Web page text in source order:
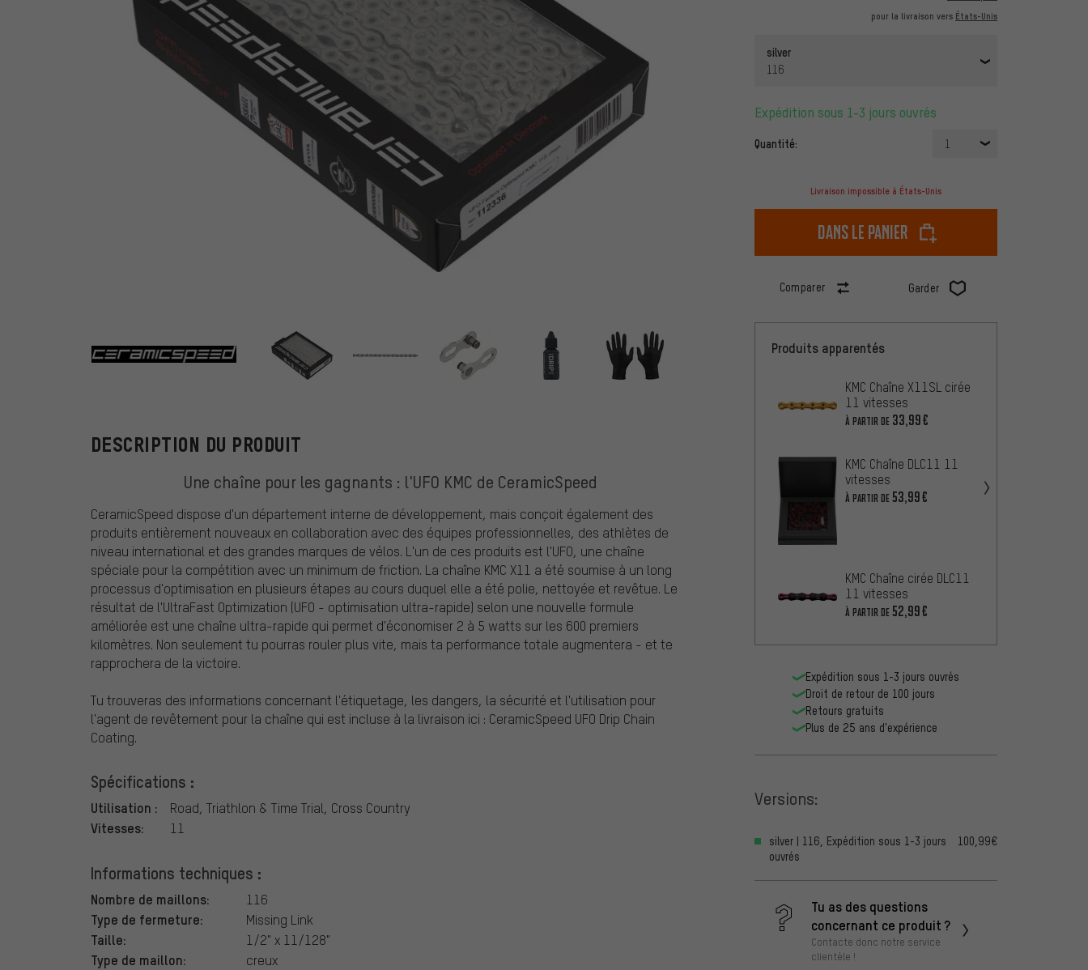
pour la livraison vers États-Unis
silver
116
Expédition sous 1-3 jours ouvrés
Quantité: 1
Livraison impossible à États-Unis
dans le panier
Comparer Garder
CeramicSpeed
DESCRIPTION DU PRODUIT
Une chaîne pour les gagnants : l'UFO KMC de CeramicSpeed
CeramicSpeed dispose d'un département interne de développement, mais conçoit également des
produits entièrement nouveaux en collaboration avec des équipes professionnelles, des athlètes de
niveau international et des grandes marques de vélos. L'un de ces produits est l'UFO, une chaîne
spéciale pour la compétition avec un minimum de friction. La chaîne KMC X11 a été soumise à un long
processus d'optimisation en plusieurs étapes au cours duquel elle a été polie, nettoyée et revêtue. Le
résultat de l'UltraFast Optimization (UFO - optimisation ultra-rapide) selon une nouvelle formule
améliorée est une chaîne ultra-rapide qui permet d'économiser 2 à 5 watts sur les 600 premiers
kilomètres. Non seulement tu pourras rouler plus vite, mais ta performance totale augmentera - et te
rapprochera de la victoire.
Tu trouveras des informations concernant l'étiquetage, les dangers, la sécurité et l'utilisation pour
l'agent de revêtement pour la chaîne qui est incluse à la livraison ici : CeramicSpeed UFO Drip Chain
Coating.
Spécifications :
Utilisation : Road, Triathlon & Time Trial, Cross Country
Vitesses: 11
Informations techniques :
Nombre de maillons: 116
Type de fermeture: Missing Link
Taille: 1/2" x 11/128"
Type de maillon: creux
Produits apparentés
KMC Chaîne X11SL cirée
11 vitesses
À PARTIR DE 33,99€
KMC Chaîne DLC11 11
vitesses
À PARTIR DE 53,99€
KMC Chaîne cirée DLC11
11 vitesses
À PARTIR DE 52,99€
Expédition sous 1-3 jours ouvrés
Droit de retour de 100 jours
Retours gratuits
Plus de 25 ans d'expérience
Versions:
silver | 116, Expédition sous 1-3 jours
ouvrés
100,99€
Tu as des questions
concernant ce produit ?
Contacte donc notre service
clientèle !